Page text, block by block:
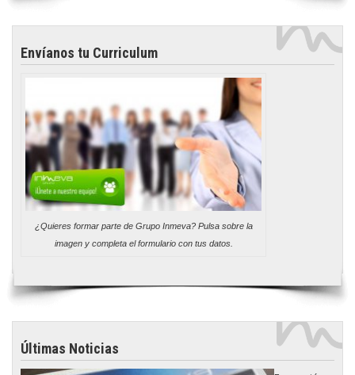
Envíanos tu Curriculum
¿Quieres formar parte de Grupo Inmeva? Pulsa sobre la
imagen y completa el formulario con tus datos.
Últimas Noticias